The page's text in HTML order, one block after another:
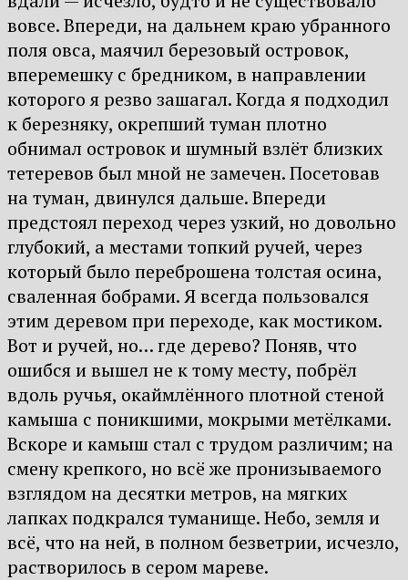
вовсе. Впереди, на дальнем краю убранного
поля овса, маячил березовый островок,
вперемешку с бредником, в направлении
которого я резво зашагал. Когда я подходил
к березняку, окрепший туман плотно
обнимал островок и шумный взлёт близких
тетеревов был мной не замечен. Посетовав
на туман, двинулся дальше. Впереди
предстоял переход через узкий, но довольно
глубокий, а местами топкий ручей, через
который было переброшена толстая осина,
сваленная бобрами. Я всегда пользовался
этим деревом при переходе, как мостиком.
Вот и ручей, но… где дерево? Поняв, что
ошибся и вышел не к тому месту, побрёл
вдоль ручья, окаймлённого плотной стеной
камыша с поникшими, мокрыми метёлками.
Вскоре и камыш стал с трудом различим; на
смену крепкого, но всё же пронизываемого
взглядом на десятки метров, на мягких
лапках подкрался туманище. Небо, земля и
всё, что на ней, в полном безветрии, исчезло,
растворилось в сером мареве.